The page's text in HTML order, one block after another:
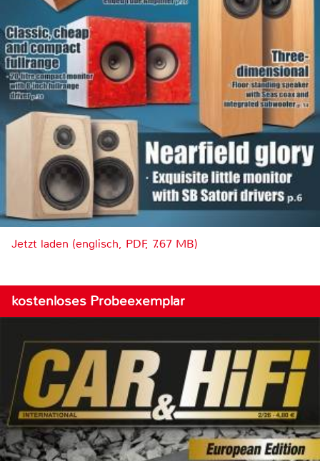
Jetzt laden (englisch, PDF, 7.67 MB)
kostenloses Probeexemplar